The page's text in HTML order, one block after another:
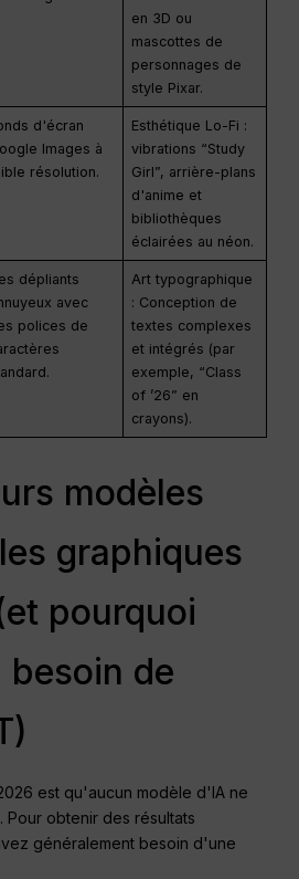
en 3D ou
mascottes de
personnages de
style Pixar.
d'écran
Images à
résolution.
Esthétique Lo-Fi :
vibrations “Study
Girl”, arrière-plans
d'anime et
bibliothèques
éclairées au néon.
dépliants
avec
polices de
Art typographique
: Conception de
textes complexes
et intégrés (par
exemple, “Class
of ’26” en
crayons).
modèles
graphiques
pourquoi
besoin de
est qu'aucun modèle d'IA ne
obtenir des résultats
généralement besoin d'une